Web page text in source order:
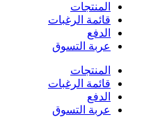
المنتجات
قائمة الرغبات
الدفع
عربة التسوق
المنتجات
قائمة الرغبات
الدفع
عربة التسوق